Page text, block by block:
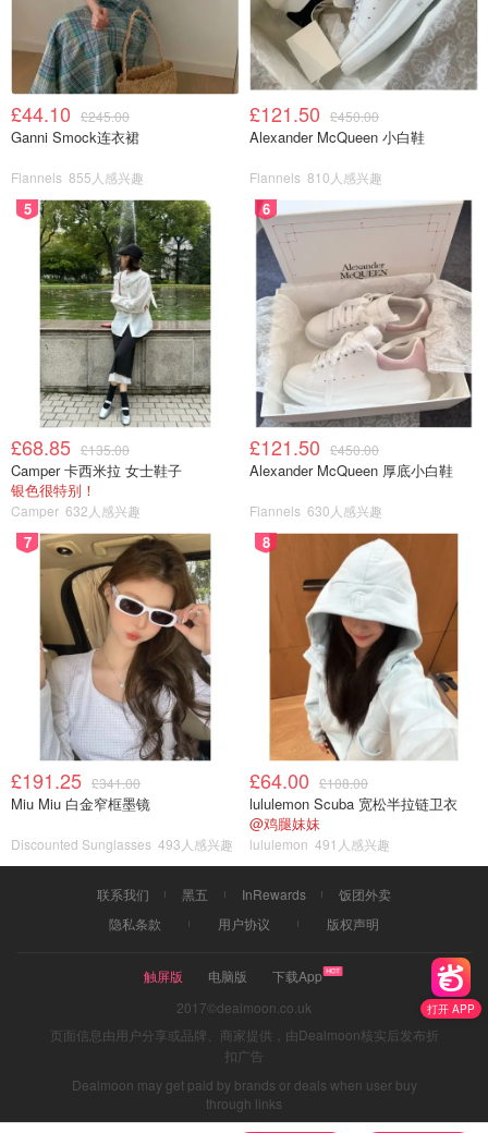
打开 APP
£44.10 £245.00
Ganni Smock连衣裙
Flannels 855人感兴趣
£121.50 £450.00
Alexander McQueen 小白鞋
Flannels 810人感兴趣
5
£68.85 £135.00
Camper 卡西米拉 女士鞋子
银色很特别！
Camper 632人感兴趣
6
£121.50 £450.00
Alexander McQueen 厚底小白鞋
Flannels 630人感兴趣
7
£191.25 £341.00
Miu Miu 白金窄框墨镜
Discounted Sunglasses 493人感兴趣
8
£64.00 £108.00
lululemon Scuba 宽松半拉链卫衣
@鸡腿妹妹
lululemon 491人感兴趣
联系我们 黑五 InRewards
饭团外卖
隐私条款
用户协议 版权声明
触屏版 电脑版
下载App
2017©dealmoon.co.uk
页面信息由用户分享或品牌、商家提供，由Dealmoon核实后发布折
扣广告
Dealmoon may get paid by brands or deals when user buy
through links